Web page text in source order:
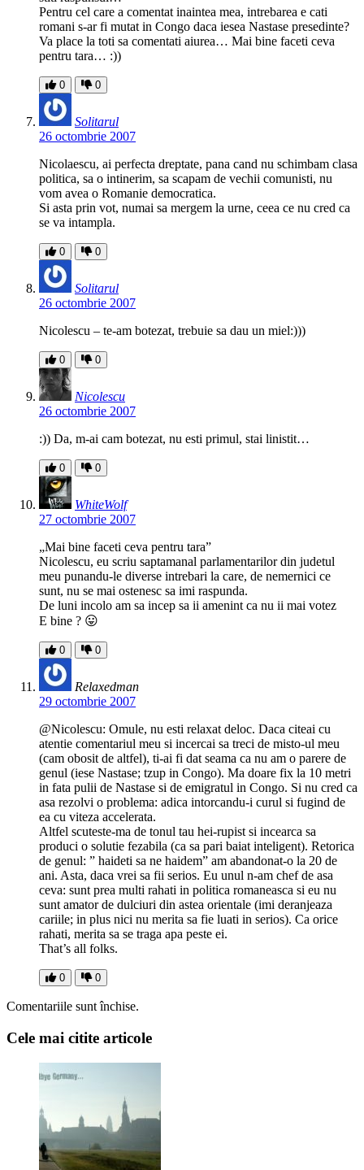
Pentru cel care a comentat inaintea mea, intrebarea e cati
romani s-ar fi mutat in Congo daca iesea Nastase presedinte?
Va place la toti sa comentati aiurea… Mai bine faceti ceva
pentru tara… :))
0 0
Solitarul
26 octombrie 2007
Nicolaescu, ai perfecta dreptate, pana cand nu schimbam clasa
politica, sa o intinerim, sa scapam de vechii comunisti, nu
vom avea o Romanie democratica.
Si asta prin vot, numai sa mergem la urne, ceea ce nu cred ca
se va intampla.
0 0
Solitarul
26 octombrie 2007
Nicolescu – te-am botezat, trebuie sa dau un miel:)))
0 0
Nicolescu
26 octombrie 2007
:)) Da, m-ai cam botezat, nu esti primul, stai linistit…
0 0
WhiteWolf
27 octombrie 2007
„Mai bine faceti ceva pentru tara”
Nicolescu, eu scriu saptamanal parlamentarilor din judetul
meu punandu-le diverse intrebari la care, de nemernici ce
sunt, nu se mai ostenesc sa imi raspunda.
De luni incolo am sa incep sa ii amenint ca nu ii mai votez
E bine ? 😛
0 0
Relaxedman
29 octombrie 2007
@Nicolescu: Omule, nu esti relaxat deloc. Daca citeai cu
atentie comentariul meu si incercai sa treci de misto-ul meu
(cam obosit de altfel), ti-ai fi dat seama ca nu am o parere de
genul (iese Nastase; tzup in Congo). Ma doare fix la 10 metri
in fata pulii de Nastase si de emigratul in Congo. Si nu cred ca
asa rezolvi o problema: adica intorcandu-i curul si fugind de
ea cu viteza accelerata.
Altfel scuteste-ma de tonul tau hei-rupist si incearca sa
produci o solutie fezabila (ca sa pari baiat inteligent). Retorica
de genul: ” haideti sa ne haidem” am abandonat-o la 20 de
ani. Asta, daca vrei sa fii serios. Eu unul n-am chef de asa
ceva: sunt prea multi rahati in politica romaneasca si eu nu
sunt amator de dulciuri din astea orientale (imi deranjeaza
cariile; in plus nici nu merita sa fie luati in serios). Ca orice
rahati, merita sa se traga apa peste ei.
That’s all folks.
0 0
Comentariile sunt închise.
Cele mai citite articole